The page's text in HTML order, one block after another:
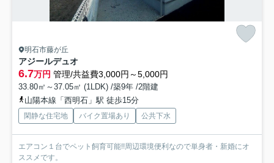
明石市藤が丘
アジールデュオ
6.7万円 管理/共益費3,000円～5,000円
33.80㎡～37.05㎡ (1LDK) /築9年 /2階建
山陽本線「西明石」駅 徒歩15分
閑静な住宅地 バイク置場あり 公共下水
エアコン１台でペット飼育可能!!周辺環境便利なので単身者・新婚にオ
ススメです。